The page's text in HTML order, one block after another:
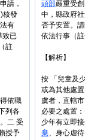
請，
核發
有
致已
（註
依職
列各
二 受
授予
頭部嚴重受
中，縣政府
否予安置。
依法行事（
【解析】
按 「兒童及
或為其他處
虞者，直轄
必要之處置
少年有立即
棄、身心虐